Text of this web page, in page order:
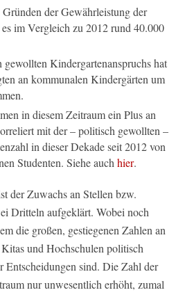
der Gewährleistung der
im Vergleich zu 2012 rund 40.000
Kindergartenanspruchs hat
an kommunalen Kindergärten um
in diesem Zeitraum ein Plus an
mit der – politisch gewollten –
in dieser Dekade seit 2012 von
Studenten. Siehe auch hier.
der Zuwachs an Stellen bzw.
Dritteln aufgeklärt. Wobei noch
die großen, gestiegenen Zahlen an
und Hochschulen politisch
Entscheidungen sind. Die Zahl der
nur unwesentlich erhöht, zumal